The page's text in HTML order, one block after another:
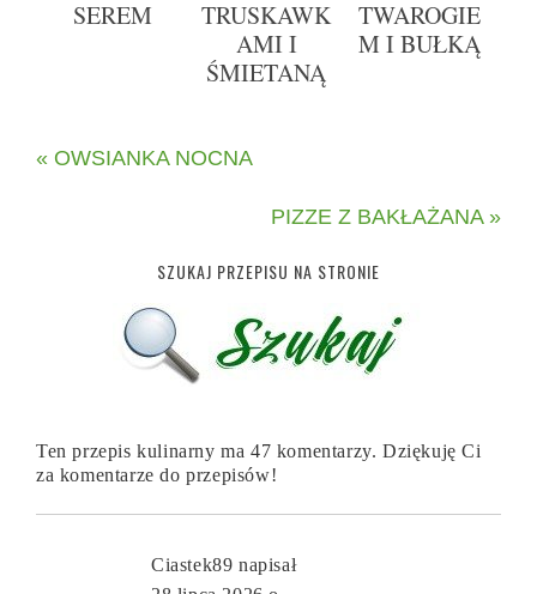
SEREM
TRUSKAWK
AMI I
ŚMIETANĄ
TWAROGIE
M I BUŁKĄ
« OWSIANKA NOCNA
PIZZE Z BAKŁAŻANA »
SZUKAJ PRZEPISU NA STRONIE
Ten przepis kulinarny ma 47 komentarzy. Dziękuję Ci
za komentarze do przepisów!
Ciastek89 napisał